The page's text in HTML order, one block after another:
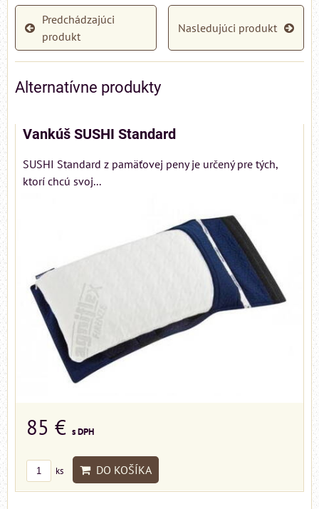
Predchádzajúci
produkt
Nasledujúci produkt
Alternatívne produkty
Vankúš SUSHI Standard
SUSHI Standard z pamäťovej peny je určený pre tých,
ktorí chcú svoj...
85 € s DPH
ks DO KOŠÍKA